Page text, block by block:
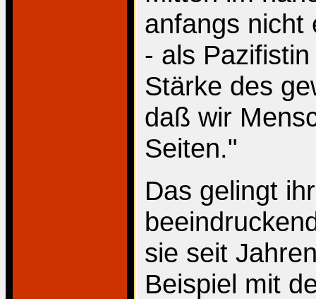
anfangs nicht
- als
Stärke des
daß wir
Seiten."
Das gelingt
sie seit
Beispiel mit